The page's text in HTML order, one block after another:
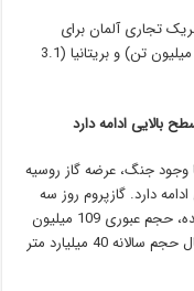
شریک تجاری آلمان برای
سوخت‌های فسیلی است که بالاتر از آمریکا (4.8 میلیون تن) و بریتانیا (3.1
وجود جنگ، عرضه گاز روسیه
دارد. گازپروم روز سه
شنبه در مسکو اعلام کرد که طبق قرارداد توافق شده، حجم عبوری 109 میلیون
متر مکعب در 24 ساعت است. در مجموع با انتقال حجم سالانه 40 میلیارد متر